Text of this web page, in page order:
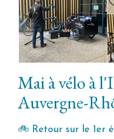
Mai à vélo à
Auvergne-
🚲 Retour sur le 1er